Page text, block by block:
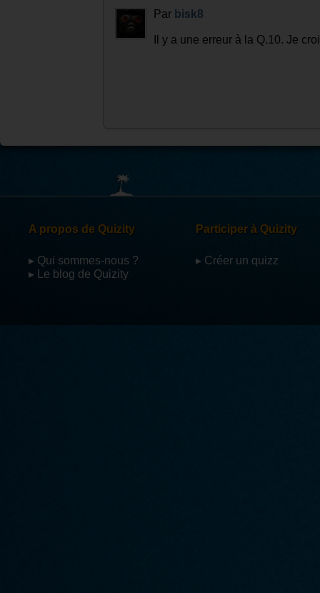
Par bisk8
Il y a une erreur à la Q.10. Je
A propos de Quizity
▸ Qui sommes-nous ?
▸ Le blog de Quizity
Participer à Quizity
▸ Créer un quizz